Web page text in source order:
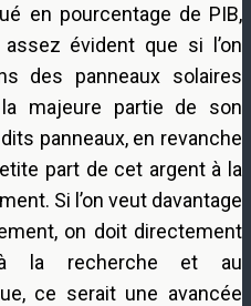
en pourcentage de PIB,
évident que si l’on
des panneaux solaires
majeure partie de son
panneaux, en revanche
part de cet argent à la
Si l’on veut davantage
on doit directement
la recherche et au
ce serait une avancée